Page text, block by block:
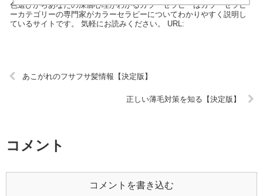
色選びからあなたの深層心理がわかるカラーセラピーはカラーセラピ
ーカテゴリーの専門家がカラーセラピーについてわかりやすく説明し
ているサイトです。 気軽にお読みください。 URL:
あこがれのフサフサ髪情報【決定版】
正しい薄毛対策を知る【決定版】
コメント
コメントを書き込む